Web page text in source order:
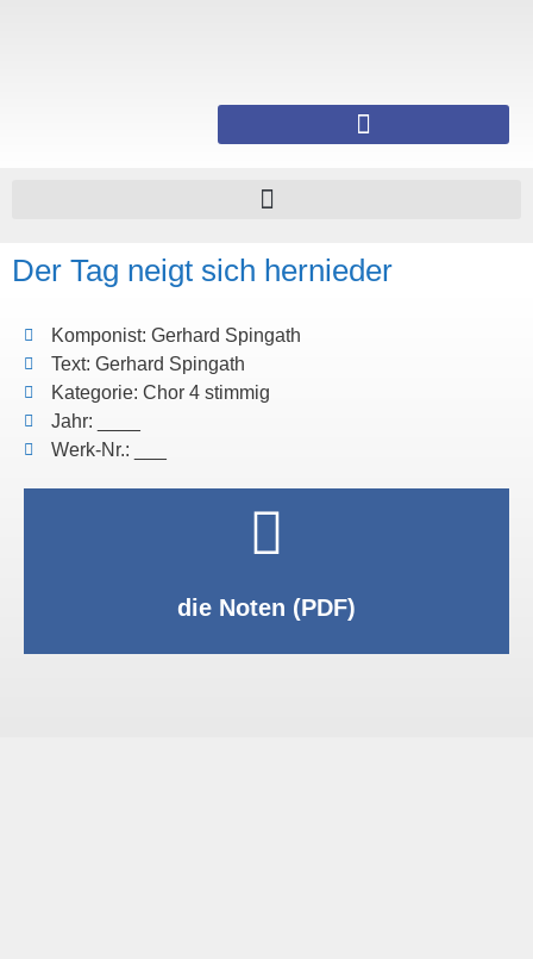
Der Tag neigt sich hernieder
Komponist: Gerhard Spingath
Text: Gerhard Spingath
Kategorie: Chor 4 stimmig
Jahr: ____
Werk-Nr.: ___
die Noten (PDF)